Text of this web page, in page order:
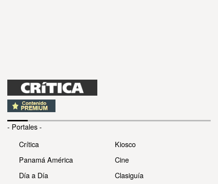
- Portales -
Crítica
Panamá América
Día a Día
Kiosco
Cine
Clasiguía